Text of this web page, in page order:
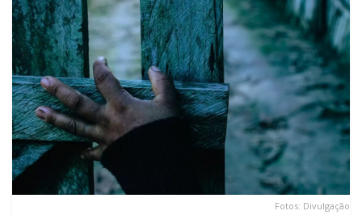
Fotos: Divulgação